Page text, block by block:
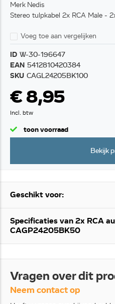
Merk Nedis
Stereo tulpkabel 2x RCA Male -
Voeg toe aan vergelijken
ID W-30-196647
EAN 5412810420384
SKU CAGL24205BK100
€ 8,95
Incl. btw
toon voorraad
Bekijk
Geschikt voor:
Specificaties van 2x RCA
CAGP24205BK50
Vragen over dit
Neem contact op